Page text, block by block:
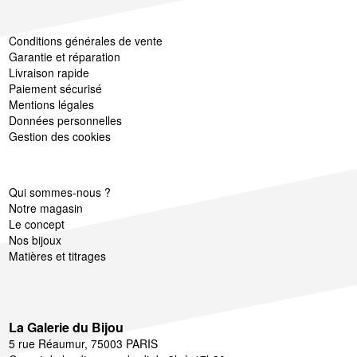
grand choix de produits, nos marques et les conseils de nos
équipes présentes à La Galerie du bijou.
Conditions générales de vente
Garantie et réparation
Livraison rapide
Paiement sécurisé
Mentions légales
Données personnelles
Gestion des cookies
Qui sommes-nous ?
Notre magasin
Le concept
Nos bijoux
Matières et titrages
La Galerie du Bijou
5 rue Réaumur, 75003 PARIS